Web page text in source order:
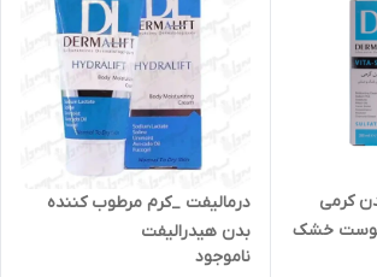
کرمی
خشک
درمالیفت _کرم مرطوب کننده
بدن هیدرالیفت
ناموجود